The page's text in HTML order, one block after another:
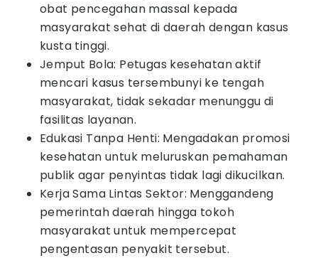
obat pencegahan massal kepada
masyarakat sehat di daerah dengan kasus
kusta tinggi.
Jemput Bola: Petugas kesehatan aktif
mencari kasus tersembunyi ke tengah
masyarakat, tidak sekadar menunggu di
fasilitas layanan.
Edukasi Tanpa Henti: Mengadakan promosi
kesehatan untuk meluruskan pemahaman
publik agar penyintas tidak lagi dikucilkan.
Kerja Sama Lintas Sektor: Menggandeng
pemerintah daerah hingga tokoh
masyarakat untuk mempercepat
pengentasan penyakit tersebut.